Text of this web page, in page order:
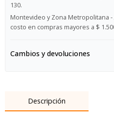
130.
Montevideo y Zona Metropolitana
costo en compras mayores a $
Cambios y devoluciones
Descripción